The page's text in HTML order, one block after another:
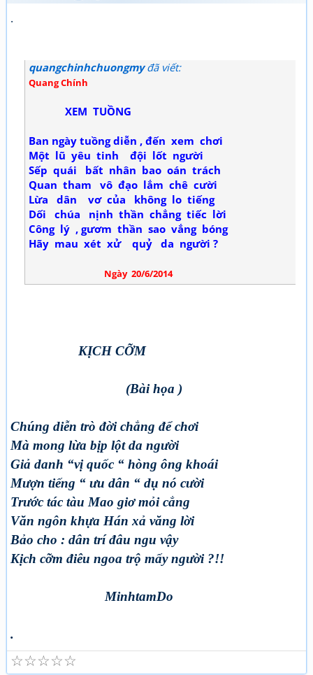
.
quangchinhchuongmyđã viết:
Quang Chính
XEM TUỒNG
Ban ngày tuồng diễn , đến xem chơi
Một lũ yêu tinh đội lốt người
Sếp quái bất nhân bao oán trách
Quan tham vô đạo lắm chê cười
Lừa dân vơ của không lo tiếng
Dối chúa nịnh thần chẳng tiếc lời
Công lý , gươm thần sao vắng bóng
Hãy mau xét xử quỷ da người ?
Ngày 20/6/2014
KỊCH CỠM
(Bài họa )
Chúng diễn trò đời chẳng để chơi
Mà mong lừa bịp lột da người
Giả danh “vị quốc “ hòng ông khoái
Mượn tiếng “ ưu dân “ dụ nó cười
Trước tác tàu Mao giơ mỏi cẳng
Văn ngôn khựa Hán xả văng lời
Bảo cho : dân trí đâu ngu vậy
Kịch cỡm điêu ngoa trộ mấy người ?!!
MinhtamDo
.
☆
☆
☆
☆
☆